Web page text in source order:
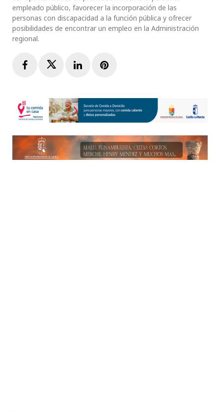
empleado público, favorecer la incorporación de las
personas con discapacidad a la función pública y ofrecer
posibilidades de encontrar un empleo en la Administración
regional.
FacebookTwitterLinkedInPinterest